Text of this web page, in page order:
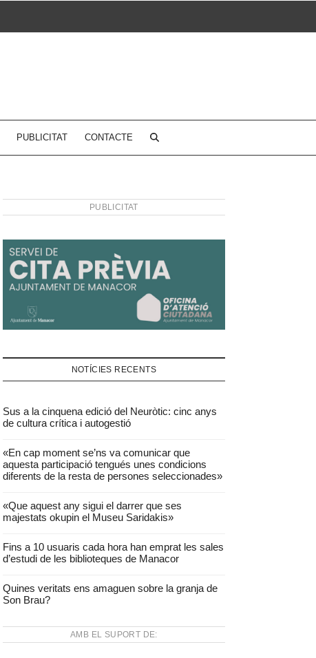
PUBLICITAT CONTACTE
PUBLICITAT
NOTÍCIES RECENTS
Sus a la cinquena edició del Neuròtic: cinc anys
de cultura crítica i autogestió
«En cap moment se’ns va comunicar que
aquesta participació tengués unes condicions
diferents de la resta de persones seleccionades»
«Que aquest any sigui el darrer que ses
majestats okupin el Museu Saridakis»
Fins a 10 usuaris cada hora han emprat les sales
d’estudi de les biblioteques de Manacor
Quines veritats ens amaguen sobre la granja de
Son Brau?
AMB EL SUPORT DE: